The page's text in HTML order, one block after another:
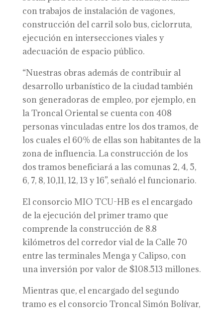
con trabajos de instalación de vagones,
construcción del carril solo bus, ciclorruta,
ejecución en intersecciones viales y
adecuación de espacio público.
“Nuestras obras además de contribuir al
desarrollo urbanístico de la ciudad también
son generadoras de empleo, por ejemplo, en
la Troncal Oriental se cuenta con 408
personas vinculadas entre los dos tramos, de
los cuales el 60% de ellas son habitantes de la
zona de influencia. La construcción de los
dos tramos beneficiará a las comunas 2, 4, 5,
6, 7, 8, 10,11, 12, 13 y 16”, señaló el funcionario.
El consorcio MIO TCU-HB es el encargado
de la ejecución del primer tramo que
comprende la construcción de 8.8
kilómetros del corredor vial de la Calle 70
entre las terminales Menga y Calipso, con
una inversión por valor de $108.513 millones.
Mientras que, el encargado del segundo
tramo es el consorcio Troncal Simón Bolívar,